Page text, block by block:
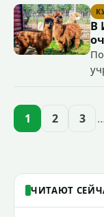
началу работы в
«Водоканал.
В
1 2 3
ЧИТАЮТ